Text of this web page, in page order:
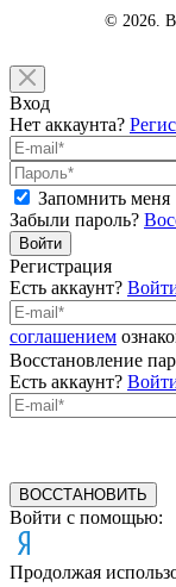
© 2026.
Вход
Нет аккаунта?
Запомнить меня
Забыли пароль?
Войти
Регистрация
Есть аккаунт?
соглашением
Восстановление
Есть аккаунт?
ВОССТАНОВИТЬ
Войти с помощью:
Продолжая